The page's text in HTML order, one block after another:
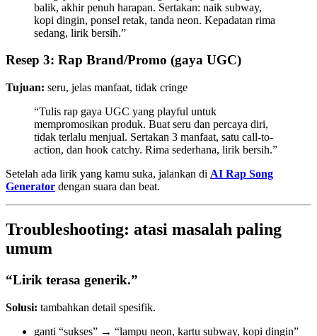
balik, akhir penuh harapan. Sertakan: naik subway,
kopi dingin, ponsel retak, tanda neon. Kepadatan rima
sedang, lirik bersih.”
Resep 3: Rap Brand/Promo (gaya UGC)
Tujuan: seru, jelas manfaat, tidak cringe
“Tulis rap gaya UGC yang playful untuk
mempromosikan produk. Buat seru dan percaya diri,
tidak terlalu menjual. Sertakan 3 manfaat, satu call-to-
action, dan hook catchy. Rima sederhana, lirik bersih.”
Setelah ada lirik yang kamu suka, jalankan di AI Rap Song
Generator dengan suara dan beat.
Troubleshooting: atasi masalah paling
umum
“Lirik terasa generik.”
Solusi: tambahkan detail spesifik.
ganti “sukses” → “lampu neon, kartu subway, kopi dingin”